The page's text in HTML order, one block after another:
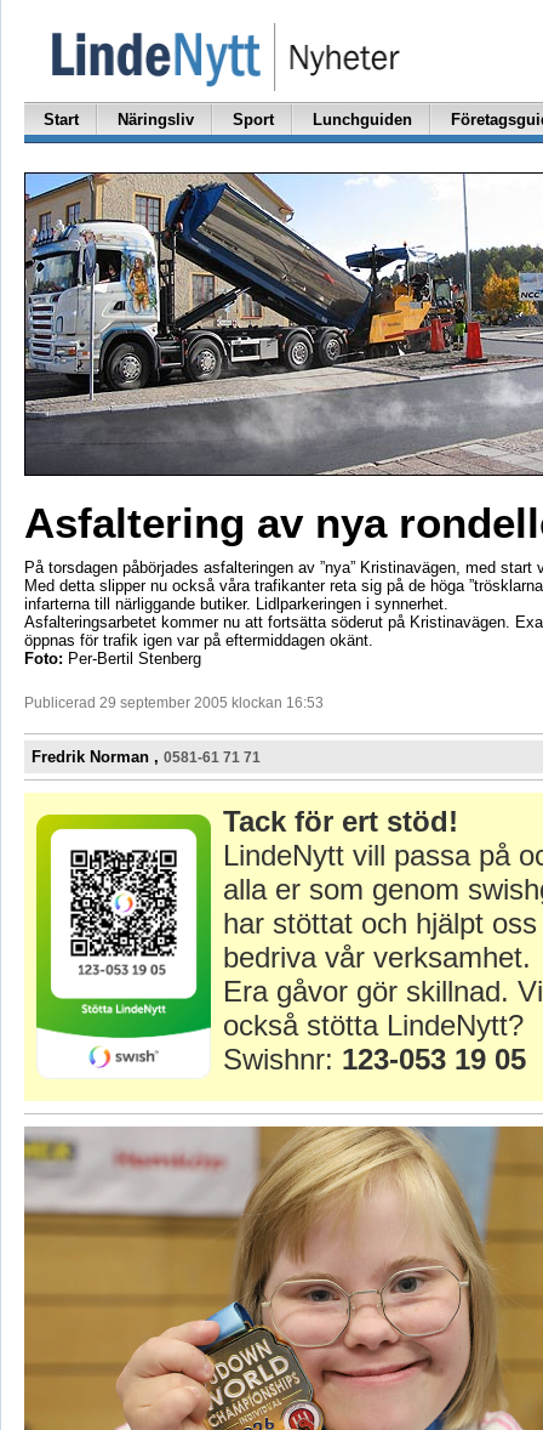
Start Näringsliv Sport Lunchguiden
Asfaltering av nya
På torsdagen påbörjades asfalteringen av ”nya” Kristinavägen, med start
Med detta slipper nu också våra trafikanter reta sig på de höga
infarterna till närliggande butiker. Lidlparkeringen i synnerhet.
Asfalteringsarbetet kommer nu att fortsätta söderut på Kristinavägen.
öppnas för trafik igen var på eftermiddagen okänt.
Foto: Per-Bertil Stenberg
Publicerad 29 september 2005 klockan 16:53
Fredrik Norman , 0581-61 71 71
Tack för ert stöd!
LindeNytt vill passa på
alla er som genom
har stöttat och hjälpt
bedriva vår verksamhet.
Era gåvor gör skillnad.
också stötta LindeNytt?
Swishnr: 123-053 19 05